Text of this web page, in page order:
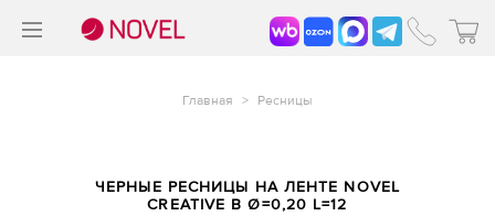
Главная > Ресницы
ЧЕРНЫЕ РЕСНИЦЫ НА ЛЕНТЕ NOVEL
CREATIVE B Ø=0,20 L=12